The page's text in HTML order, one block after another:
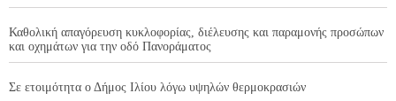
Καθολική απαγόρευση κυκλοφορίας, διέλευσης και παραμονής προσώπων
και οχημάτων για την οδό Πανοράματος
Σε ετοιμότητα ο Δήμος Ιλίου λόγω υψηλών θερμοκρασιών